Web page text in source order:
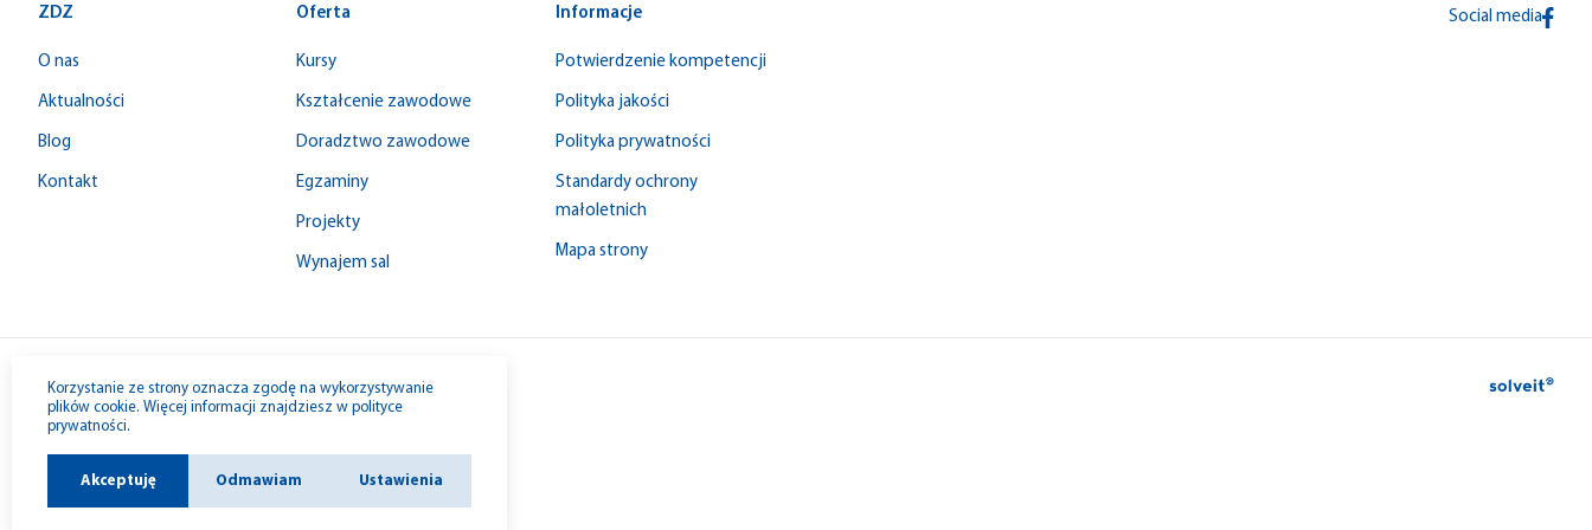
Korzystanie ze strony oznacza zgodę na wykorzystywanie
plików cookie. Więcej informacji znajdziesz w polityce
prywatności.
Akceptuję Odmawiam Ustawienia
ZDZ
O nas
Aktualności
Blog
Kontakt
Oferta
Kursy
Kształcenie zawodowe
Doradztwo zawodowe
Egzaminy
Projekty
Wynajem sal
Informacje
Potwierdzenie kompetencji
Polityka jakości
Polityka prywatności
Standardy ochrony
małoletnich
Mapa strony
Social media
© 1992-2026 W-M ZDZ